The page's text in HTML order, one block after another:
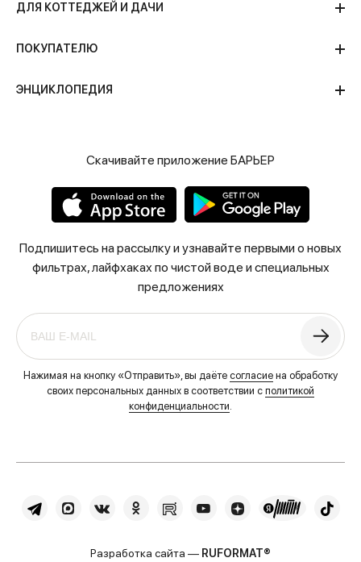
ДЛЯ КОТТЕДЖЕЙ И ДАЧИ
ПОКУПАТЕЛЮ
ЭНЦИКЛОПЕДИЯ
Скачивайте приложение БАРЬЕР
Подпишитесь на рассылку и узнавайте первыми о новых
фильтрах, лайфхаках по чистой воде и специальных
предложениях
Нажимая на кнопку «Отправить», вы даёте согласие на обработку
своих персональных данных в соответствии с политикой
конфиденциальности.
Разработка сайта — RUFORMAT®